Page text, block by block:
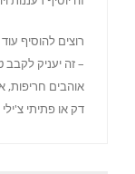
רוצים להוסיף
– זה יעניק לקבב
אוהבים
דק או פתיתי